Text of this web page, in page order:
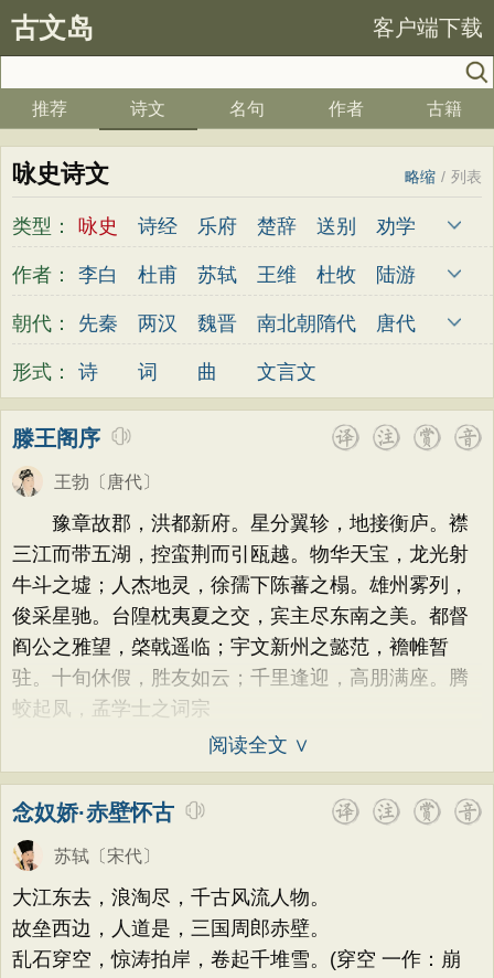
古文岛 客户端下载
推荐 诗文 名句 作者 古籍
咏史诗文 列表
/
略缩
类型： 咏史 诗经 乐府 楚辞 送别
劝学
边塞
儿童 春天 夏天 秋天
冬天
咏史
散文 闺怨 抒情
读书
梅花
叙事
饮酒
落花 桃花 写雨 青春
写山
劝学
论诗 游仙 节日
春节
元宵节
寒食节 清明节
端午节
七夕节
中秋节
重阳节
托物言志
古文观止
初中古诗
小学文言文
初中文言文
高中文言文
唐诗三百首
古诗三百首
宋词三百首
古诗十九首
作者： 李白 杜甫 苏轼 王维 杜牧
陆游
李煜
元稹 韩愈 岑参 齐己
贾岛
皎然
许浑 罗隐 贯休 韦庄
屈原
王勃
岳飞
姚合
卢纶
秦观
方干
李峤 赵嘏 贺铸 郑谷
郑燮
张说
张炎 白居易 辛弃疾
李清照
刘禹锡
李商隐 陶渊明
孟浩然
柳宗元
王安石 欧阳修
韦应物
温庭筠
刘长卿 王昌龄
杨万里
诸葛亮
范仲淹
杜荀鹤 吴文英
皮日休
左丘明 张九龄
权德舆
卓文君
文天祥
纳兰性德
朝代： 先秦 两汉 魏晋 南北朝 隋代
唐代
五代
宋代 金朝 元代
形式： 诗 词 曲 文言文
滕王阁序
王勃 〔唐代〕
豫章故郡，洪都新府。星分翼轸，地接衡庐。襟
三江而带五湖，控蛮荆而引瓯越。物华天宝，龙光射
牛斗之墟；人杰地灵，徐孺下陈蕃之榻。雄州雾列，
俊采星驰。台隍枕夷夏之交，宾主尽东南之美。都督
阎公之雅望，棨戟遥临；宇文新州之懿范，襜帷暂
驻。十旬休假，胜友如云；千里逢迎，高朋满座。腾
蛟起凤，孟学士之词宗
阅读全文 ∨
念奴娇·赤壁怀古
苏轼 〔宋代〕
大江东去，浪淘尽，千古风流人物。
故垒西边，人道是，三国周郎赤壁。
乱石穿空，惊涛拍岸，卷起千堆雪。(穿空 一作：崩